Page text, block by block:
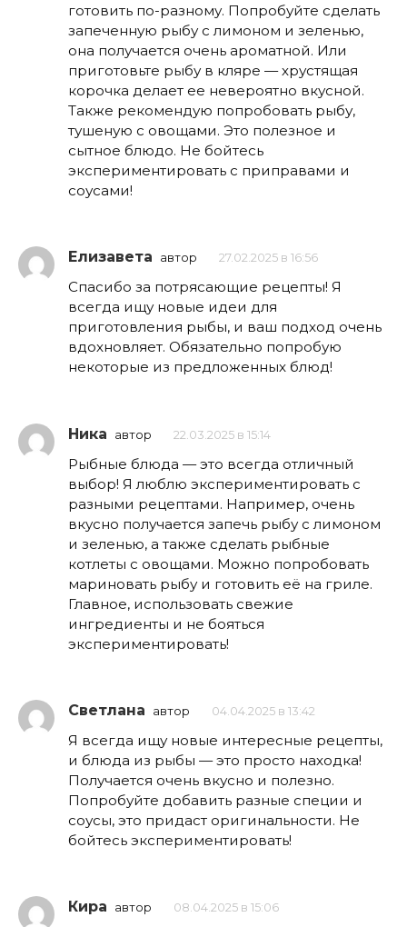
готовить по-разному. Попробуйте сделать
запеченную рыбу с лимоном и зеленью,
она получается очень ароматной. Или
приготовьте рыбу в кляре — хрустящая
корочка делает ее невероятно вкусной.
Также рекомендую попробовать рыбу,
тушеную с овощами. Это полезное и
сытное блюдо. Не бойтесь
экспериментировать с приправами и
соусами!
Елизавета автор 27.02.2025 в 16:56
Спасибо за потрясающие рецепты! Я
всегда ищу новые идеи для
приготовления рыбы, и ваш подход очень
вдохновляет. Обязательно попробую
некоторые из предложенных блюд!
Ника автор 22.03.2025 в 15:14
Рыбные блюда — это всегда отличный
выбор! Я люблю экспериментировать с
разными рецептами. Например, очень
вкусно получается запечь рыбу с лимоном
и зеленью, а также сделать рыбные
котлеты с овощами. Можно попробовать
мариновать рыбу и готовить её на гриле.
Главное, использовать свежие
ингредиенты и не бояться
экспериментировать!
Светлана автор 04.04.2025 в 13:42
Я всегда ищу новые интересные рецепты,
и блюда из рыбы — это просто находка!
Получается очень вкусно и полезно.
Попробуйте добавить разные специи и
соусы, это придаст оригинальности. Не
бойтесь экспериментировать!
Кира автор 08.04.2025 в 15:06